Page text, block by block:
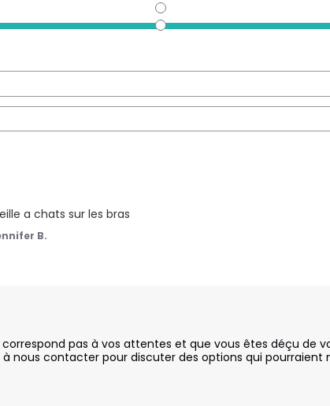
a chats sur les bras
B.
pas à vos attentes et que vous êtes déçu de
nous contacter pour discuter des options qui pourraient